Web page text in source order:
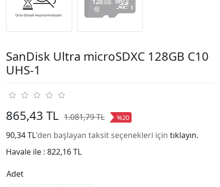
SanDisk Ultra microSDXC 128GB C10
UHS-1
865,43 TL 1.081,79 TL %20
90,34 TL'den başlayan taksit seçenekleri için tıklayın.
Havale ile : 822,16 TL
Adet